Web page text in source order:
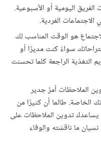
اليومية أو الأسبوعية.
الفردية.
هو الوقت المناسب لك
سواءً كنت مديرًا أو
التغذية الراجعة كلما تحسنت
الملاحظات أمرٌ جدير
الخاصة. طالما أن كثيرًا من
يساعدك تدوين الملاحظات على
ما ناقشته والوفاء